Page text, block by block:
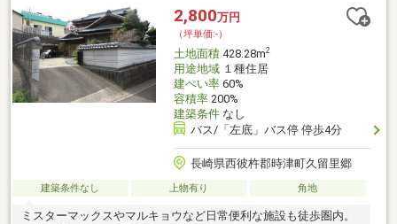
ースペース」、「並列駐車4台」など、多様なプランに対応可能！
建築条件なし：お好きな建築会社・工務店を選択可能。ご予算や
ライフスタイルに合わせた間取りやデザインを追求できます。
2,800万円
（坪単価:-）
土地面積428.28m2
用途地域１種住居
建ぺい率60%
容積率200%
建築条件なし
バス/「左底」バス停 停歩4分
長崎県西彼杵郡時津町久留里郷
建築条件なし 上物有り 角地
ミスターマックスやマルキョウなど日常便利な施設も徒歩圏内。